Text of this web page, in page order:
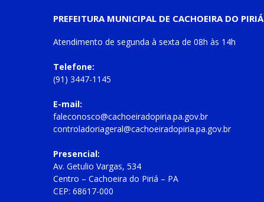
PREFEITURA MUNICIPAL DE CACHOEIRA DO PIRIÁ
Atendimento de segunda à sexta de 08h às 14h
Telefone:
(91) 3447-1145
E-mail:
faleconosco@cachoeiradopiria.pa.gov.br
controladoriageral@cachoeiradopiria.pa.gov.br
Presencial:
Av. Getulio Vargas, 534
Centro – Cachoeira do Piriá – PA
CEP: 68617-000